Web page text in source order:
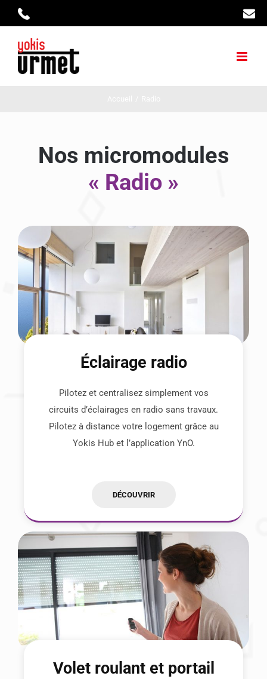
to
content
Nos micromodules
« Radio »
Éclairage radio
Pilotez et centralisez simplement vos
circuits d’éclairages en radio sans travaux.
Pilotez à distance votre logement grâce au
Yokis Hub et l’application YnO.
DÉCOUVRIR
Volet roulant et portail